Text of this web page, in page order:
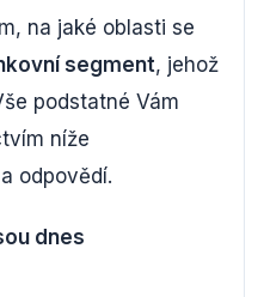
na jaké oblasti se
segment, jehož
podstatné Vám
níže
odpovědí.
dnes